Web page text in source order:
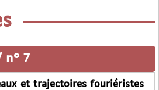
n° 7
et trajectoires fouriéristes